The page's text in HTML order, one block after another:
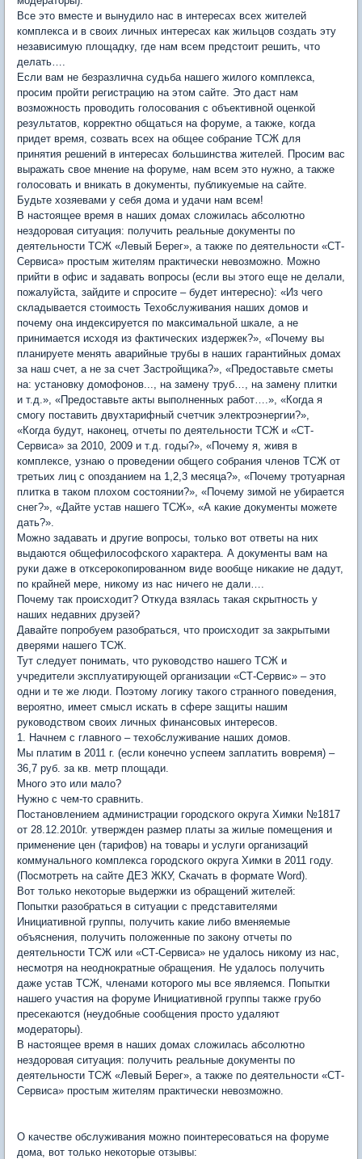
Все это вместе и вынудило нас в интересах всех жителей
комплекса и в своих личных интересах как жильцов создать эту
независимую площадку, где нам всем предстоит решить, что
делать….
Если вам не безразлична судьба нашего жилого комплекса,
просим пройти регистрацию на этом сайте. Это даст нам
возможность проводить голосования с объективной оценкой
результатов, корректно общаться на форуме, а также, когда
придет время, созвать всех на общее собрание ТСЖ для
принятия решений в интересах большинства жителей. Просим вас
выражать свое мнение на форуме, нам всем это нужно, а также
голосовать и вникать в документы, публикуемые на сайте.
Будьте хозяевами у себя дома и удачи нам всем!
В настоящее время в наших домах сложилась абсолютно
нездоровая ситуация: получить реальные документы по
деятельности ТСЖ «Левый Берег», а также по деятельности «СТ-
Сервиса» простым жителям практически невозможно. Можно
прийти в офис и задавать вопросы (если вы этого еще не делали,
пожалуйста, зайдите и спросите – будет интересно): «Из чего
складывается стоимость Техобслуживания наших домов и
почему она индексируется по максимальной шкале, а не
принимается исходя из фактических издержек?», «Почему вы
планируете менять аварийные трубы в наших гарантийных домах
за наш счет, а не за счет Застройщика?», «Предоставьте сметы
на: установку домофонов..., на замену труб…, на замену плитки
и т.д.», «Предоставьте акты выполненных работ….», «Когда я
смогу поставить двухтарифный счетчик электроэнергии?»,
«Когда будут, наконец, отчеты по деятельности ТСЖ и «СТ-
Сервиса» за 2010, 2009 и т.д. годы?», «Почему я, живя в
комплексе, узнаю о проведении общего собрания членов ТСЖ от
третьих лиц с опозданием на 1,2,3 месяца?», «Почему тротуарная
плитка в таком плохом состоянии?», «Почему зимой не убирается
снег?», «Дайте устав нашего ТСЖ», «А какие документы можете
дать?».
Можно задавать и другие вопросы, только вот ответы на них
выдаются общефилософского характера. А документы вам на
руки даже в отксерокопированном виде вообще никакие не дадут,
по крайней мере, никому из нас ничего не дали….
Почему так происходит? Откуда взялась такая скрытность у
наших недавних друзей?
Давайте попробуем разобраться, что происходит за закрытыми
дверями нашего ТСЖ.
Тут следует понимать, что руководство нашего ТСЖ и
учредители эксплуатирующей организации «СТ-Сервис» – это
одни и те же люди. Поэтому логику такого странного поведения,
вероятно, имеет смысл искать в сфере защиты нашим
руководством своих личных финансовых интересов.
1. Начнем с главного – техобслуживание наших домов.
Мы платим в 2011 г. (если конечно успеем заплатить вовремя) –
36,7 руб. за кв. метр площади.
Много это или мало?
Нужно с чем-то сравнить.
Постановлением администрации городского округа Химки №1817
от 28.12.2010г. утвержден размер платы за жилые помещения и
применение цен (тарифов) на товары и услуги организаций
коммунального комплекса городского округа Химки в 2011 году.
(Посмотреть на сайте ДЕЗ ЖКУ, Скачать в формате Word).
Вот только некоторые выдержки из обращений жителей:
Попытки разобраться в ситуации с представителями
Инициативной группы, получить какие либо вменяемые
объяснения, получить положенные по закону отчеты по
деятельности ТСЖ или «СТ-Сервиса» не удалось никому из нас,
несмотря на неоднократные обращения. Не удалось получить
даже устав ТСЖ, членами которого мы все являемся. Попытки
нашего участия на форуме Инициативной группы также грубо
пресекаются (неудобные сообщения просто удаляют
модераторы).
В настоящее время в наших домах сложилась абсолютно
нездоровая ситуация: получить реальные документы по
деятельности ТСЖ «Левый Берег», а также по деятельности «СТ-
Сервиса» простым жителям практически невозможно.
О качестве обслуживания можно поинтересоваться на форуме
дома, вот только некоторые отзывы: